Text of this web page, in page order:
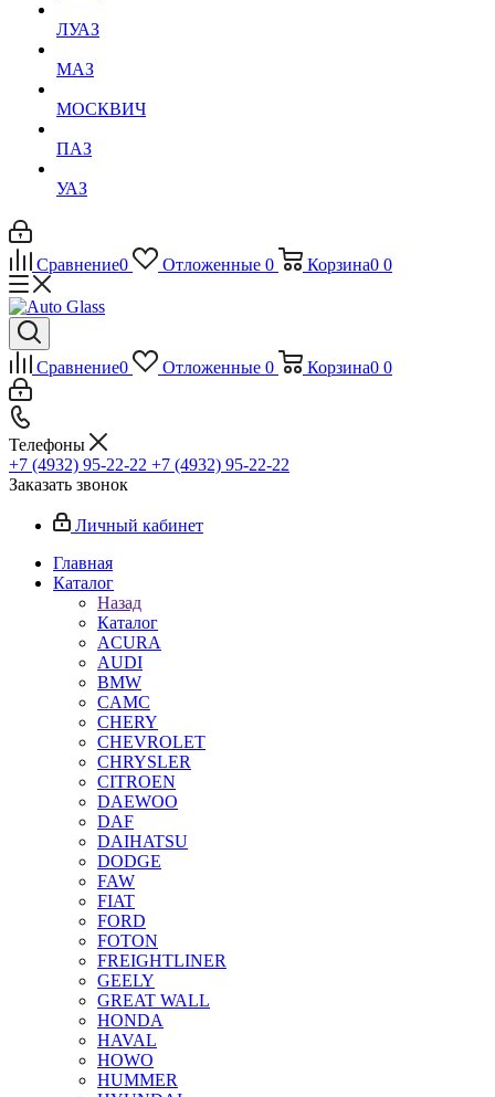
ЛУАЗ
МАЗ
МОСКВИЧ
ПАЗ
УАЗ
Сравнение0 Отложенные 0 Корзина0 0
Сравнение0 Отложенные 0 Корзина0 0
Телефоны
+7 (4932) 95-22-22 +7 (4932) 95-22-22
Заказать звонок
Личный кабинет
Главная
Каталог
Назад
Каталог
ACURA
AUDI
BMW
CAMC
CHERY
CHEVROLET
CHRYSLER
CITROEN
DAEWOO
DAF
DAIHATSU
DODGE
FAW
FIAT
FORD
FOTON
FREIGHTLINER
GEELY
GREAT WALL
HONDA
HAVAL
HOWO
HUMMER